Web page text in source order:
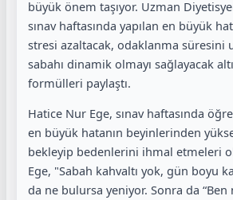
büyük önem taşıyor. Uzman
sınav haftasında yapılan en büyük
stresi azaltacak, odaklanma süresini
sabahı dinamik olmayı sağlayacak
formülleri paylaştı.
Hatice Nur Ege, sınav haftasında
en büyük hatanın beyinlerinden
bekleyip bedenlerini ihmal etmeleri
Ege, "Sabah kahvaltı yok, gün boyu
da ne bulursa yeniyor. Sonra da “Ben